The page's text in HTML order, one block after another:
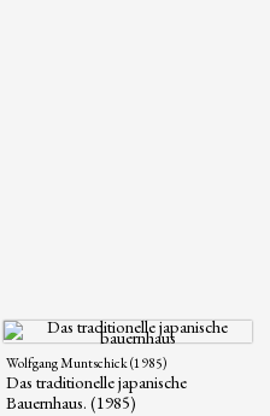
Wolfgang Muntschick (1985)
Das traditionelle japanische
Bauernhaus. (1985)